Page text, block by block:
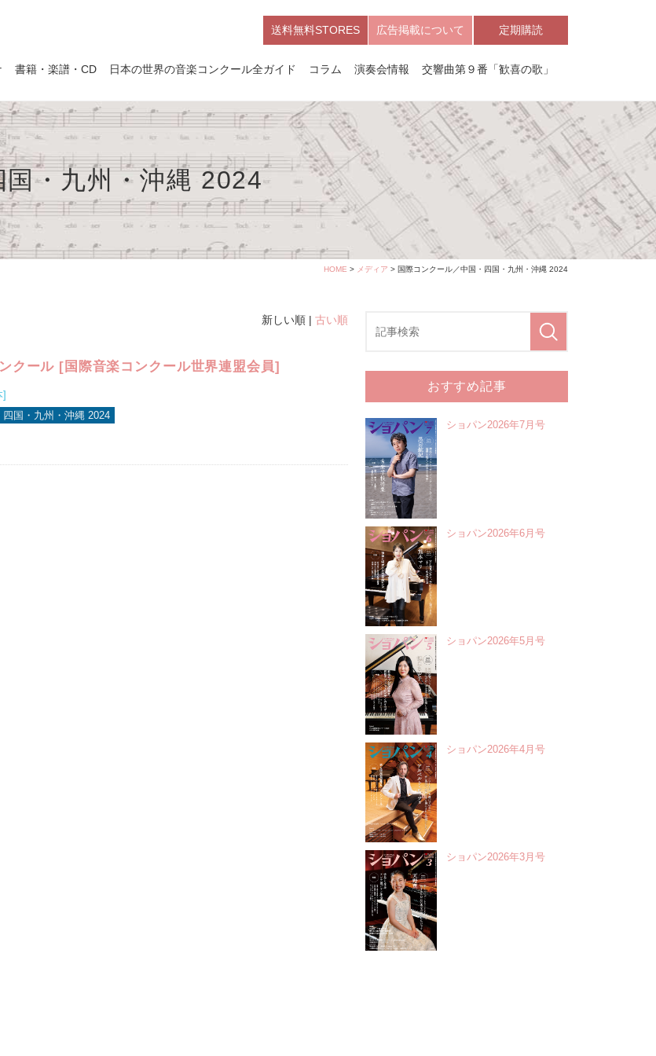
送料無料STORES 広告掲載について 定期購読
書籍・楽譜・CD 日本の世界の音楽コンクール全ガイド コラム 演奏会情報 交響曲第９番「歓喜の歌」
・九州・沖縄 2024
HOME > メディア > 国際コンクール／中国・四国・九州・沖縄 2024
新しい順 | 古い順
クール [国際音楽コンクール世界連盟会員]
]
国・九州・沖縄 2024
おすすめ記事
ショパン2026年7月号
ショパン2026年6月号
ショパン2026年5月号
ショパン2026年4月号
ショパン2026年3月号